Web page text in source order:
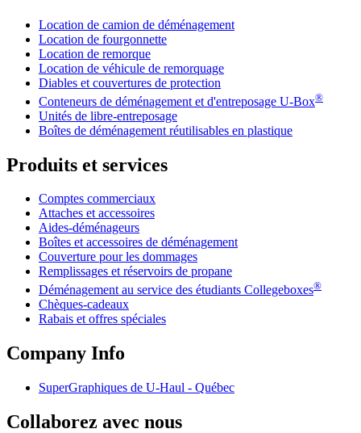
Location de camion de déménagement
Location de fourgonnette
Location de remorque
Location de véhicule de remorquage
Diables et couvertures de protection
Conteneurs de déménagement et d'entreposage U-Box®
Unités de libre-entreposage
Boîtes de déménagement réutilisables en plastique
Produits et services
Comptes commerciaux
Attaches et accessoires
Aides-déménageurs
Boîtes et accessoires de déménagement
Couverture pour les dommages
Remplissages et réservoirs de propane
Déménagement au service des étudiants Collegeboxes®
Chèques-cadeaux
Rabais et offres spéciales
Company Info
SuperGraphiques de U-Haul - Québec
Collaborez avec nous